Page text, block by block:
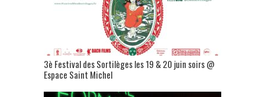
3è Festival des Sortilèges les 19 & 20 juin soirs @
Espace Saint Michel